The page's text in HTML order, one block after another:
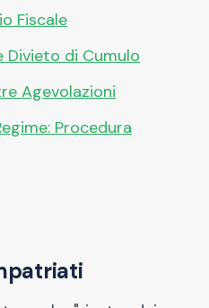
Fiscale
Divieto di Cumulo
Agevolazioni
Procedura